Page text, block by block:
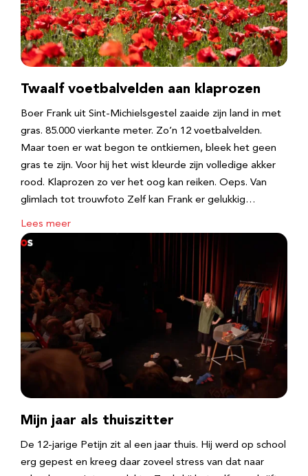
Twaalf voetbalvelden aan klaprozen
Boer Frank uit Sint-Michielsgestel zaaide zijn land in met
gras. 85.000 vierkante meter. Zo’n 12 voetbalvelden.
Maar toen er wat begon te ontkiemen, bleek het geen
gras te zijn. Voor hij het wist kleurde zijn volledige akker
rood. Klaprozen zo ver het oog kan reiken. Oeps. Van
glimlach tot trouwfoto Zelf kan Frank er gelukkig…
Lees meer
Mijn jaar als thuiszitter
De 12-jarige Petijn zit al een jaar thuis. Hij werd op school
erg gepest en kreeg daar zoveel stress van dat naar